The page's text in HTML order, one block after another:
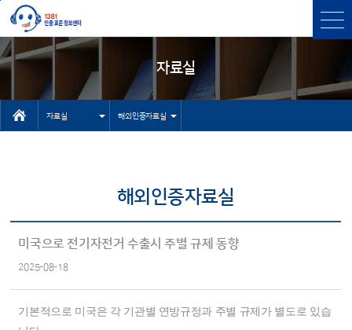
본문바로가기
주메뉴 바로가기
자료실
자료실
상담
고객센터
NEP/NET헬
프데스크
해외인증자료실
유용한 사이
기타 자료실
해외인증자료실
미국으로 전기자전거 수출시 주별 규제 동향
2025-08-18
기본적으로 미국은 각 기관별 연방규정과 주별 규제가 별도로 있습